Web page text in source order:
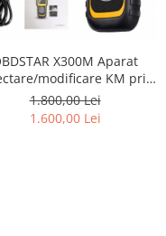
X300M Aparat
modificare KM prin
mufa Obd
1.800,00 Lei
1.600,00 Lei